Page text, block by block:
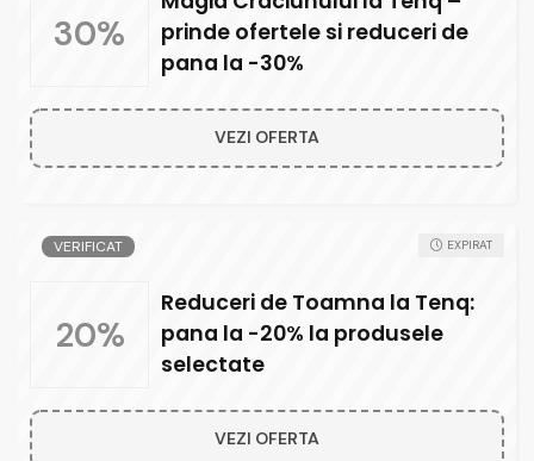
30%
prinde ofertele si reduceri de
pana la -30%
VEZI OFERTA
VERIFICAT
20%
Reduceri de Toamna la Tenq:
pana la -20% la produsele
selectate
EXPIRAT
VEZI OFERTA